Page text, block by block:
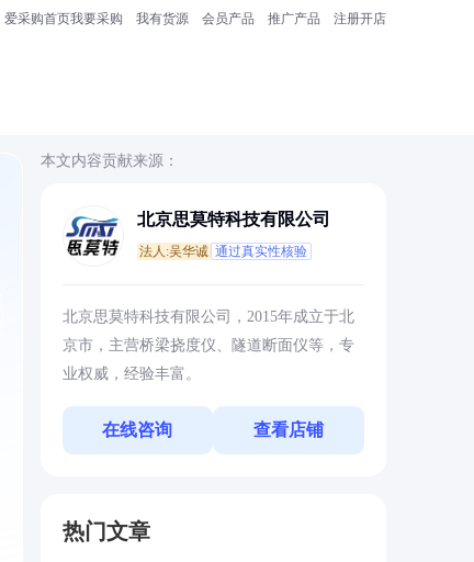
爱采购首页我要采购 我有货源 会员产品 推广产品 注册开店
本文内容贡献来源：
北京思莫特科技有限公司
法人:吴华诚 通过真实性核验
北京思莫特科技有限公司，2015年成立于北
京市，主营桥梁挠度仪、隧道断面仪等，专
业权威，经验丰富。
在线咨询 查看店铺
热门文章